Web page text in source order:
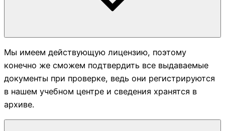
Мы имеем действующую лицензию, поэтому
конечно же сможем подтвердить все выдаваемые
документы при проверке, ведь они регистрируются
в нашем учебном центре и сведения хранятся в
архиве.